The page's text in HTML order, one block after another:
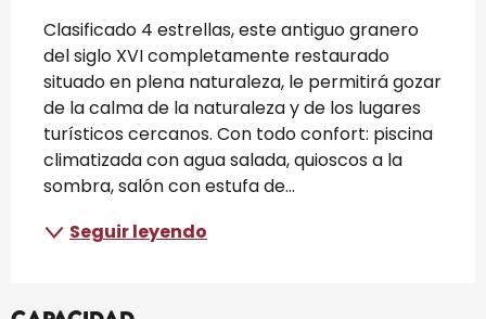
Clasificado 4 estrellas, este antiguo granero
del siglo XVI completamente restaurado
situado en plena naturaleza, le permitirá gozar
de la calma de la naturaleza y de los lugares
turísticos cercanos. Con todo confort: piscina
climatizada con agua salada, quioscos a la
sombra, salón con estufa de...
Seguir leyendo